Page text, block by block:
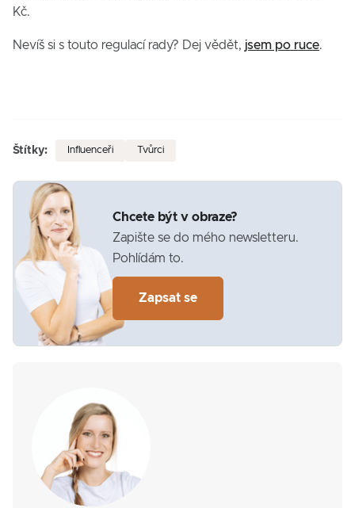
Kč.
Nevíš si s touto regulací rady? Dej vědět, jsem po ruce.
Štítky: Influenceři Tvůrci
Chcete být v obraze?
Zapište se do mého newsletteru.
Pohlídám to.
Zapsat se